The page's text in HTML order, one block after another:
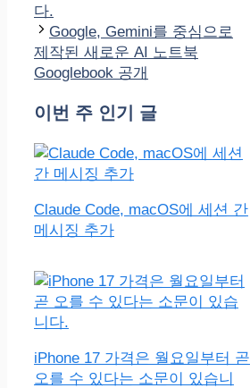
리
다.
Google, Gemini를 중심으로
제작된 새로운 AI 노트북
Googlebook 공개
이번 주 인기 글
Claude Code, macOS에 세션 간
메시징 추가
iPhone 17 가격은 월요일부터 곧
오를 수 있다는 소문이 있습니